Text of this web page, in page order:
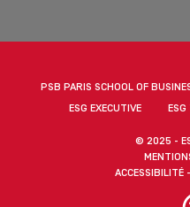
PSB PARIS SCHOOL OF
ESG EXECUTIVE
ESG
© 2025 -
ACCESSIBILITÉ